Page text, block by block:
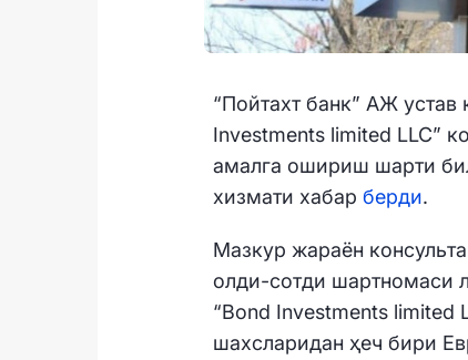
“Пойтахт банк” АЖ устав
Investments limited LLC”
амалга ошириш шарти
хизмати хабар берди.
Мазкур жараён
олди-сотди шартномаси
“Bond Investments limited
шахсларидан ҳеч бири